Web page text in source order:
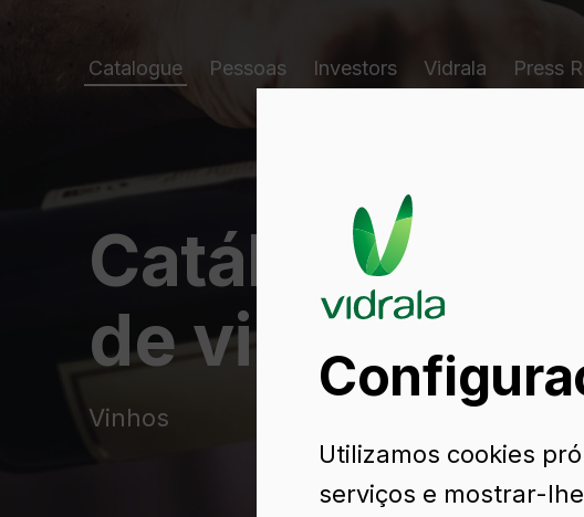
Catalogue Pessoas Investors Vidrala Press
Catálogo de
de vidro
Vinhos
Utilizamos cookies
serviços e mostrar-